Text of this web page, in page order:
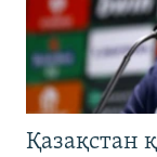
Қазақстан